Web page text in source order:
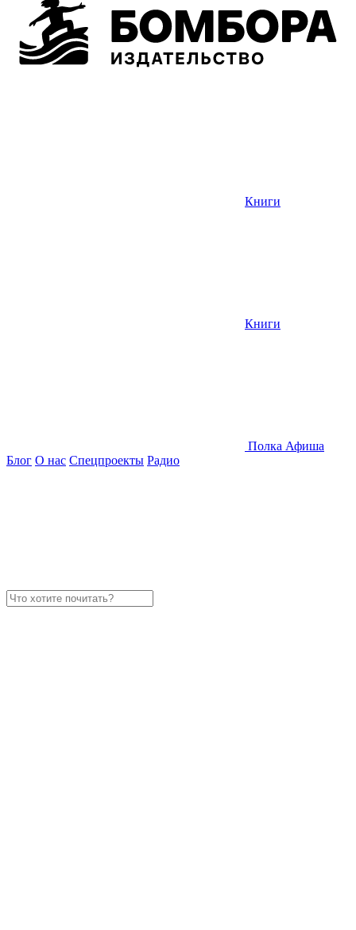
Книги
Книги
Полка Афиша
Блог О нас Спецпроекты Радио